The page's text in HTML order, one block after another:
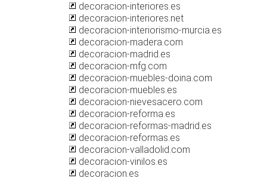
decoracion-interiores.es
decoracion-interiores.net
decoracion-interiorismo-murcia.es
decoracion-madera.com
decoracion-madrid.es
decoracion-mfg.com
decoracion-muebles-doina.com
decoracion-muebles.es
decoracion-nievesacero.com
decoracion-reforma.es
decoracion-reformas-madrid.es
decoracion-reformas.es
decoracion-valladolid.com
decoracion-vinilos.es
decoracion.es